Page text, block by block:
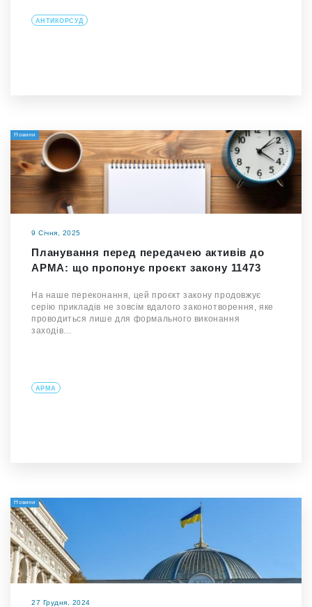
АНТИКОРСУД
Новини
9 Січня, 2025
Планування перед передачею активів до
АРМА: що пропонує проєкт закону 11473
На наше переконання, цей проєкт закону продовжує
серію прикладів не зовсім вдалого законотворення, яке
проводиться лише для формального виконання
заходів…
АРМА
Новини
27 Грудня, 2024